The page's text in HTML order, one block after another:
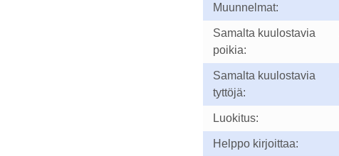
Muunnelmat:
Samalta kuulostavia
poikia:
Samalta kuulostavia
tyttöjä:
Luokitus:
Helppo kirjoittaa: